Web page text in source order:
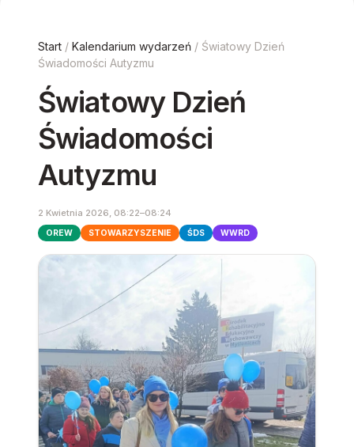
Start / Kalendarium wydarzeń / Światowy Dzień
Świadomości Autyzmu
Światowy Dzień
Świadomości
Autyzmu
2 Kwietnia 2026, 08:22–08:24
OREW STOWARZYSZENIE ŚDS WWRD